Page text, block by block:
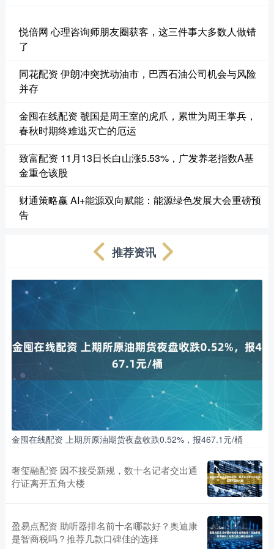
悦倍网 心理咨询师朋友圈获客，这三件事大多数人做错
了
同花配资 伊朗冲突扰动油市，巴西石油公司机会与风险
并存
金囤在线配资 虢国是周王室的虎爪，累世为周王掌兵，
春秋时期终难逃灭亡的厄运
致富配资 11月13日长白山涨5.53%，广发养老指数A基
金重仓该股
财通策略赢 AI+能源双向赋能：能源绿色发展大会重磅预
告
推荐资讯
金囤在线配资 上期所原油期货夜盘收跌0.52%，报467.1元/桶
奢玺融配资 因不接受新规，数十名记者交出通
行证离开五角大楼
盈易点配资 助听器排名前十名哪款好？奥迪康
是智商税吗？推荐几款口碑佳的选择